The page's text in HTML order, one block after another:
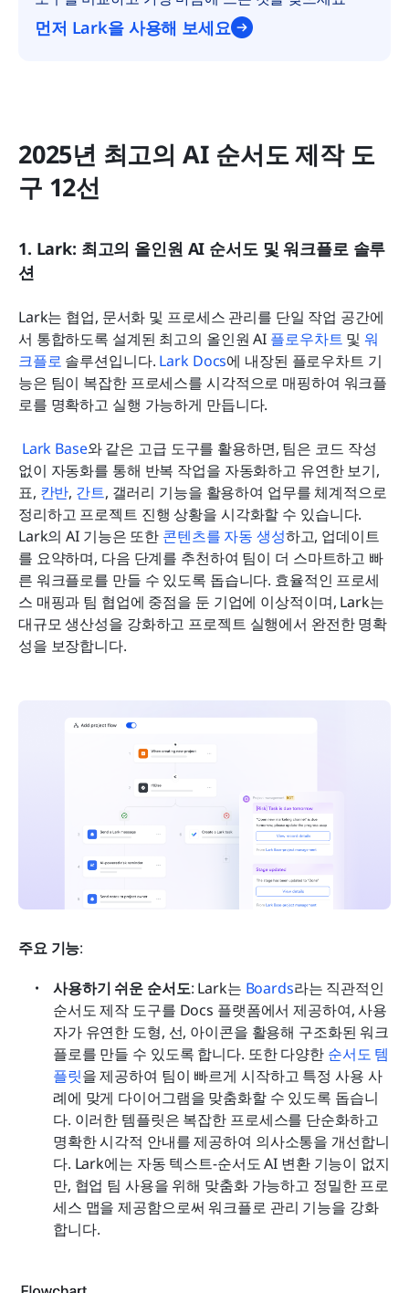
먼저 Lark을 사용해 보세요
2025년 최고의 AI 순서도 제작 도
구 12선
1. Lark: 최고의 올인원 AI 순서도 및 워크플로 솔루
션
Lark는 협업, 문서화 및 프로세스 관리를 단일 작업 공간에
서 통합하도록 설계된 최고의 올인원 AI 플로우차트 및 워
크플로 솔루션입니다. Lark Docs에 내장된 플로우차트 기
능은 팀이 복잡한 프로세스를 시각적으로 매핑하여 워크플
로를 명확하고 실행 가능하게 만듭니다.
Lark Base와 같은 고급 도구를 활용하면, 팀은 코드 작성
없이 자동화를 통해 반복 작업을 자동화하고 유연한 보기,
표, 칸반, 간트, 갤러리 기능을 활용하여 업무를 체계적으로
정리하고 프로젝트 진행 상황을 시각화할 수 있습니다.
Lark의 AI 기능은 또한 콘텐츠를 자동 생성하고, 업데이트
를 요약하며, 다음 단계를 추천하여 팀이 더 스마트하고 빠
른 워크플로를 만들 수 있도록 돕습니다. 효율적인 프로세
스 매핑과 팀 협업에 중점을 둔 기업에 이상적이며, Lark는
대규모 생산성을 강화하고 프로젝트 실행에서 완전한 명확
성을 보장합니다.
주요 기능:
사용하기 쉬운 순서도: Lark는 Boards라는 직관적인
순서도 제작 도구를 Docs 플랫폼에서 제공하여, 사용
자가 유연한 도형, 선, 아이콘을 활용해 구조화된 워크
플로를 만들 수 있도록 합니다. 또한 다양한 순서도 템
플릿을 제공하여 팀이 빠르게 시작하고 특정 사용 사
례에 맞게 다이어그램을 맞춤화할 수 있도록 돕습니
다. 이러한 템플릿은 복잡한 프로세스를 단순화하고
명확한 시각적 안내를 제공하여 의사소통을 개선합니
다. Lark에는 자동 텍스트-순서도 AI 변환 기능이 없지
만, 협업 팀 사용을 위해 맞춤화 가능하고 정밀한 프로
세스 맵을 제공함으로써 워크플로 관리 기능을 강화
합니다.